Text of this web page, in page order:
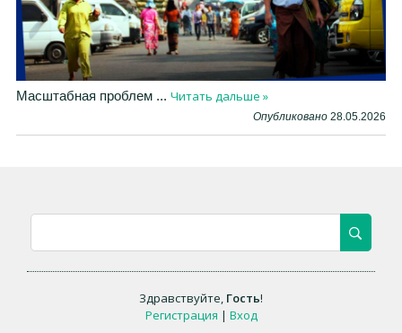
Масштабная проблем ... Читать дальше »
Опубликовано 28.05.2026
Здравствуйте, Гость!
Регистрация | Вход